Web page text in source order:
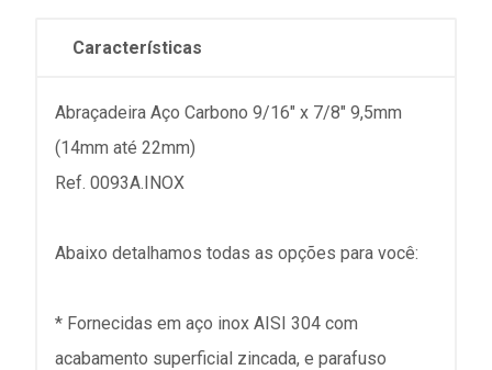
Características
Abraçadeira Aço Carbono 9/16" x 7/8" 9,5mm
(14mm até 22mm)
Ref. 0093A.INOX
Abaixo detalhamos todas as opções para você:
* Fornecidas em aço inox AISI 304 com
acabamento superficial zincada, e parafuso